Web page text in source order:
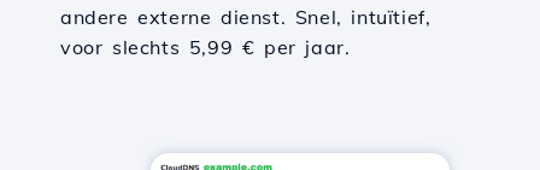
andere externe dienst. Snel, intuïtief,
voor slechts 5,99 € per jaar.